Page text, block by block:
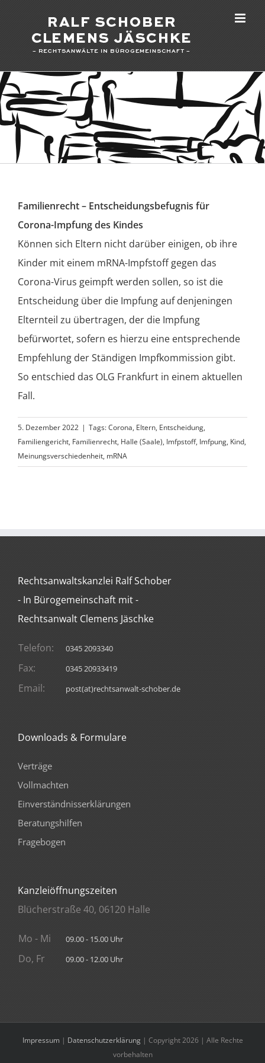
springen
Familienrecht – Entscheidungsbefugnis für
Corona-Impfung des Kindes
Können sich Eltern nicht darüber einigen, ob ihre
Kinder mit einem mRNA-Impfstoff gegen das
Corona-Virus geimpft werden sollen, so ist die
Entscheidung über die Impfung auf denjeningen
Elternteil zu übertragen, der die Impfung
befürwortet, sofern es hierzu eine entsprechende
Empfehlung der Ständigen Impfkommission gibt.
So entschied das OLG Frankfurt in einem aktuellen
Fall.
5. Dezember 2022 | Tags:Corona, Eltern, Entscheidung,
Familiengericht, Familienrecht, Halle (Saale), Imfpstoff, Imfpung, Kind,
Meinungsverschiedenheit, mRNA
Rechtsanwaltskanzlei Ralf Schober
- In Bürogemeinschaft mit -
Rechtsanwalt Clemens Jäschke
Telefon: 0345 2093340
Fax: 0345 20933419
Email: post(at)rechtsanwalt-schober.de
Downloads & Formulare
Verträge
Vollmachten
Einverständnisserklärungen
Beratungshilfen
Fragebogen
Kanzleiöffnungszeiten
Blücherstraße 40, 06120 Halle
Mo - Mi 09.00 - 15.00 Uhr
Do, Fr 09.00 - 12.00 Uhr
Impressum | Datenschutzerklärung| Copyright 2026 | Alle Rechte
vorbehalten